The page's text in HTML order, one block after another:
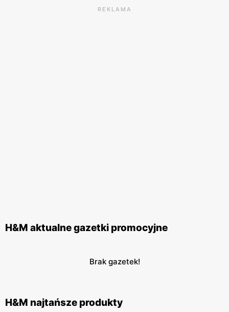
REKLAMA
H&M aktualne gazetki promocyjne
Brak gazetek!
H&M najtańsze produkty